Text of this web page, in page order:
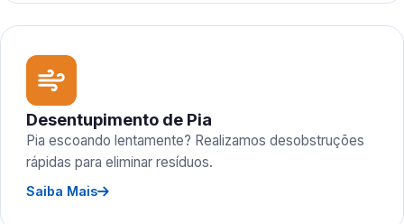
Desentupimento de Pia
Pia escoando lentamente? Realizamos desobstruções
rápidas para eliminar resíduos.
Saiba Mais